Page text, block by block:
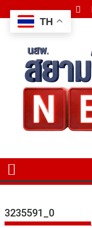
to
content
3235591_0
TH